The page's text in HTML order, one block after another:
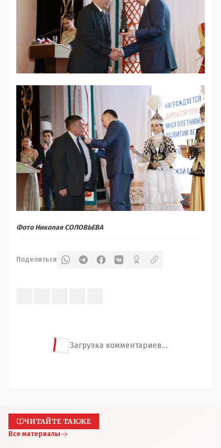
Фото Николая СОЛОВЬЕВА
Поделиться
Загрузка комментариев...
ЧИТАЙТЕ ТАКЖЕ
Все материалы